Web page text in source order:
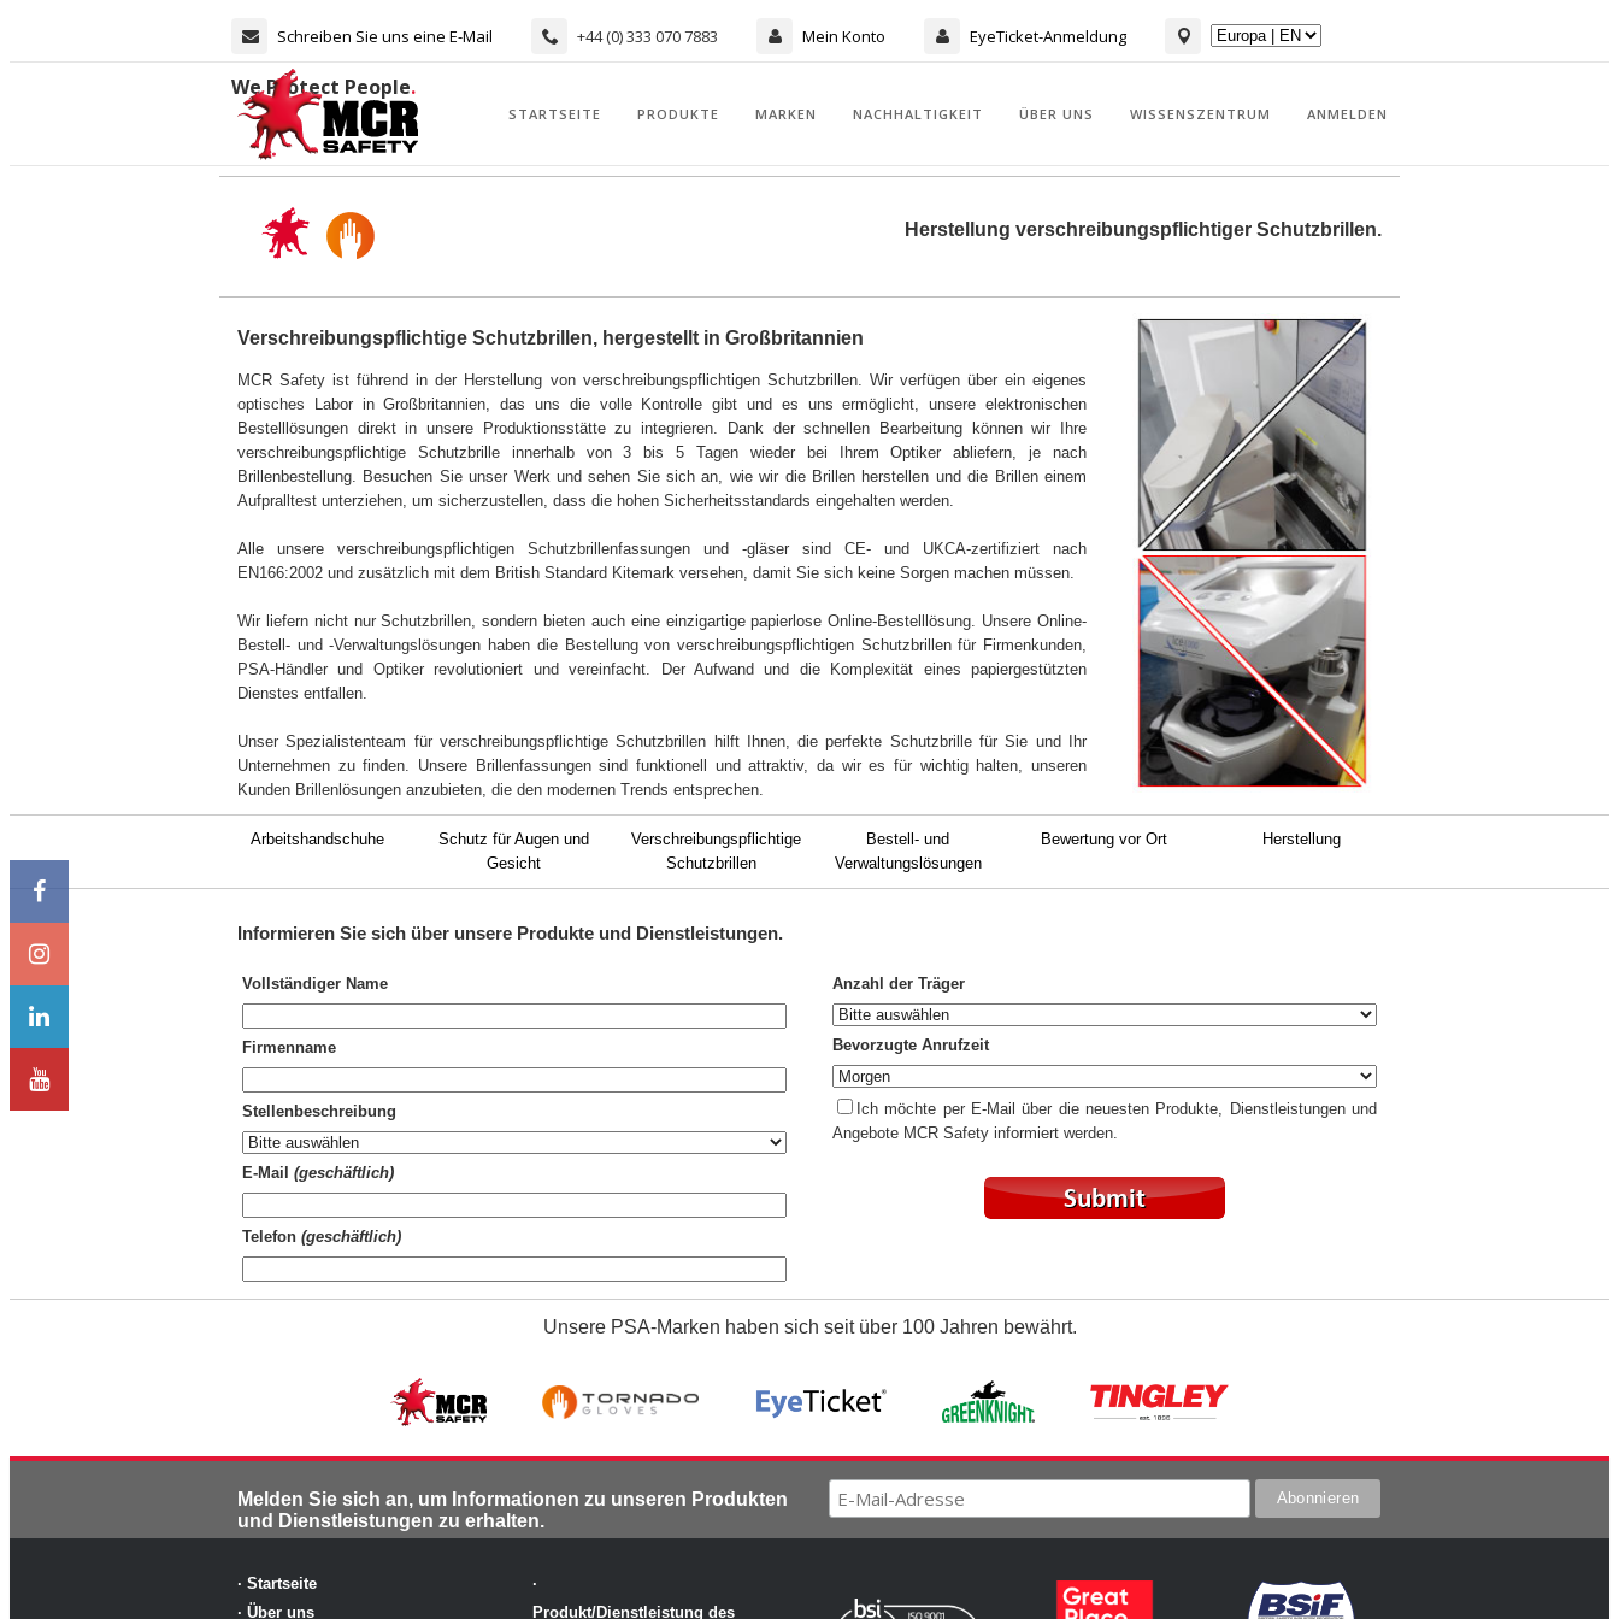
Schreiben Sie uns eine E-Mail +44 (0) 333 070 7883 Mein Konto EyeTicket-Anmeldung
We Protect People.
STARTSEITE PRODUKTE MARKEN NACHHALTIGKEIT ÜBER UNS WISSENSZENTRUM ANMELDEN
Herstellung verschreibungspflichtiger Schutzbrillen.
Verschreibungspflichtige Schutzbrillen, hergestellt in Großbritannien
MCR Safety ist führend in der Herstellung von verschreibungspflichtigen Schutzbrillen. Wir verfügen über ein eigenes
optisches Labor in Großbritannien, das uns die volle Kontrolle gibt und es uns ermöglicht, unsere elektronischen
Bestelllösungen direkt in unsere Produktionsstätte zu integrieren. Dank der schnellen Bearbeitung können wir Ihre
verschreibungspflichtige Schutzbrille innerhalb von 3 bis 5 Tagen wieder bei Ihrem Optiker abliefern, je nach
Brillenbestellung. Besuchen Sie unser Werk und sehen Sie sich an, wie wir die Brillen herstellen und die Brillen einem
Aufpralltest unterziehen, um sicherzustellen, dass die hohen Sicherheitsstandards eingehalten werden.
Alle unsere verschreibungspflichtigen Schutzbrillenfassungen und -gläser sind CE- und UKCA-zertifiziert nach
EN166:2002 und zusätzlich mit dem British Standard Kitemark versehen, damit Sie sich keine Sorgen machen müssen.
Wir liefern nicht nur Schutzbrillen, sondern bieten auch eine einzigartige papierlose Online-Bestelllösung. Unsere Online-
Bestell- und -Verwaltungslösungen haben die Bestellung von verschreibungspflichtigen Schutzbrillen für Firmenkunden,
PSA-Händler und Optiker revolutioniert und vereinfacht. Der Aufwand und die Komplexität eines papiergestützten
Dienstes entfallen.
Unser Spezialistenteam für verschreibungspflichtige Schutzbrillen hilft Ihnen, die perfekte Schutzbrille für Sie und Ihr
Unternehmen zu finden. Unsere Brillenfassungen sind funktionell und attraktiv, da wir es für wichtig halten, unseren
Kunden Brillenlösungen anzubieten, die den modernen Trends entsprechen.
Arbeitshandschuhe
Schutz für Augen und
Gesicht
Verschreibungspflichtige
Schutzbrillen
Bestell- und
Verwaltungslösungen
Bewertung vor Ort Herstellung
Informieren Sie sich über unsere Produkte und Dienstleistungen.
Vollständiger Name
Firmenname
Stellenbeschreibung
E-Mail (geschäftlich)
Telefon (geschäftlich)
Anzahl der Träger
Bevorzugte Anrufzeit
Ich möchte per E-Mail über die neuesten Produkte, Dienstleistungen und
Angebote MCR Safety informiert werden.
Unsere PSA-Marken haben sich seit über 100 Jahren bewährt.
Melden Sie sich an, um Informationen zu unseren Produkten
und Dienstleistungen zu erhalten.
· Startseite
· Über uns
·
Produkt/Dienstleistung des